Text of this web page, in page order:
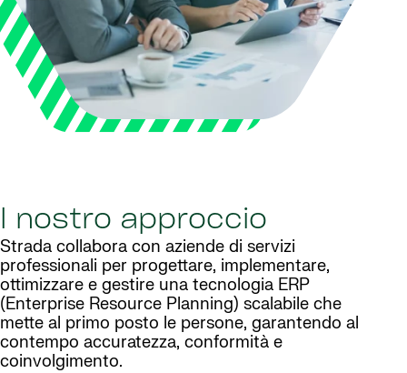
l nostro approccio
Strada collabora con aziende di servizi
professionali per progettare, implementare,
ottimizzare e gestire una tecnologia ERP
(Enterprise Resource Planning) scalabile che
mette al primo posto le persone, garantendo al
contempo accuratezza, conformità e
coinvolgimento.